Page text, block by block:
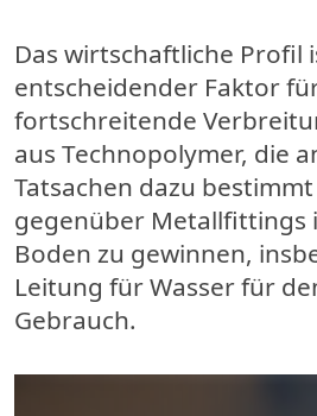
Das wirtschaftliche Profil
entscheidender Faktor
fortschreitende
aus Technopolymer, die
Tatsachen dazu
gegenüber Metallfittings
Boden zu gewinnen,
Leitung für Wasser für
Gebrauch.